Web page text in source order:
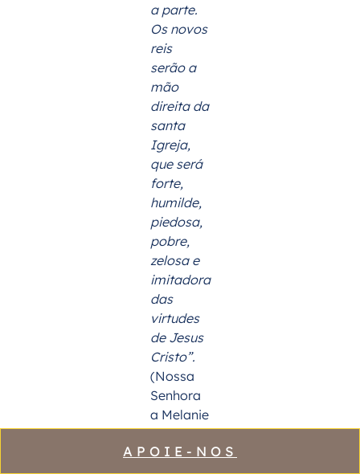
a parte.
Os novos
reis
serão a
mão
direita da
santa
Igreja,
que será
forte,
humilde,
piedosa,
pobre,
zelosa e
imitadora
das
virtudes
de Jesus
Cristo”.
(Nossa
Senhora
a Melanie
Calva,
vidente
APOIE-NOS